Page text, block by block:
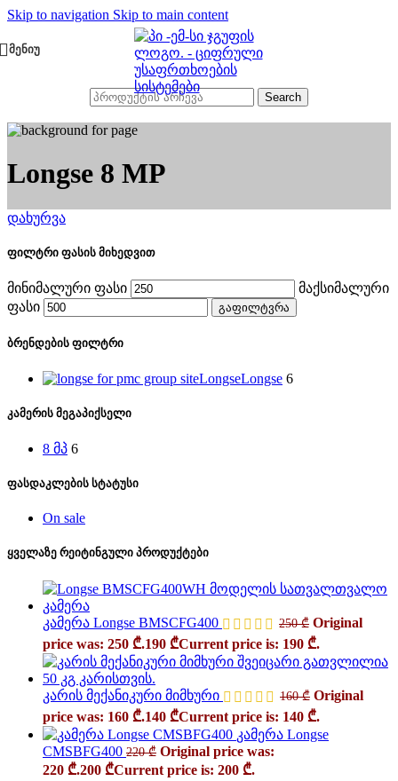
Skip to navigation Skip to main content
ᲛᲔᲜᲘᲣ
Search
Longse 8 MP
დახურვა
ფილტრი ფასის მიხედვით
მინიმალური ფასი
მაქსიმალური
ფასი
გაფილტვრა
ბრენდების ფილტრი
LongseLongse 6
კამერის მეგაპიქსელი
8 მპ 6
ფასდაკლების სტატუსი
On sale
ყველაზე რეიტინგული პროდუქტები
კამერა Longse BMSCFG400 250₾ Original
price was: 250 ₾.190 ₾Current price is: 190 ₾.
კარის მექანიკური მიმხური 160₾ Original
price was: 160 ₾.140 ₾Current price is: 140 ₾.
კამერა Longse
CMSBFG400 220₾ Original price was:
220 ₾.200 ₾Current price is: 200 ₾.